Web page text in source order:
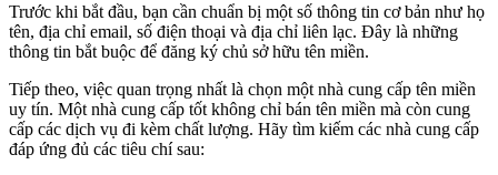
Trước khi bắt đầu, bạn cần chuẩn bị một số thông tin cơ bản như họ
tên, địa chỉ email, số điện thoại và địa chỉ liên lạc. Đây là những
thông tin bắt buộc để đăng ký chủ sở hữu tên miền.
Tiếp theo, việc quan trọng nhất là chọn một nhà cung cấp tên miền
uy tín. Một nhà cung cấp tốt không chỉ bán tên miền mà còn cung
cấp các dịch vụ đi kèm chất lượng. Hãy tìm kiếm các nhà cung cấp
đáp ứng đủ các tiêu chí sau: